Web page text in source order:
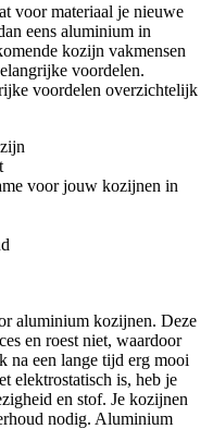
voor materiaal je nieuwe
eens aluminium in
kozijn vakmensen
voordelen.
voordelen overzichtelijk
voor jouw kozijnen in
aluminium kozijnen. Deze
en roest niet, waardoor
na een lange tijd erg mooi
elektrostatisch is, heb je
en stof. Je kozijnen
nodig. Aluminium